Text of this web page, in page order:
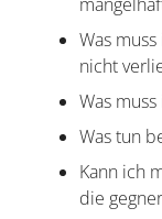
Was
nicht
Was
Was tun
Kann ich
die